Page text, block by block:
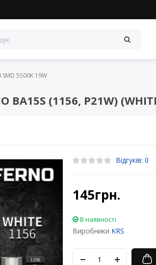
SMD 5500K 19W
(1156, P21W)
Відгуків: 0
145грн.
В наявності
Виробники KRS